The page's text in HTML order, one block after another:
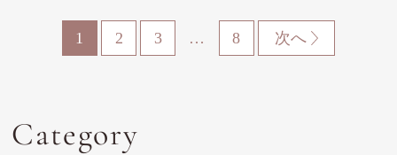
Category
1 2 3 … 8 次へ